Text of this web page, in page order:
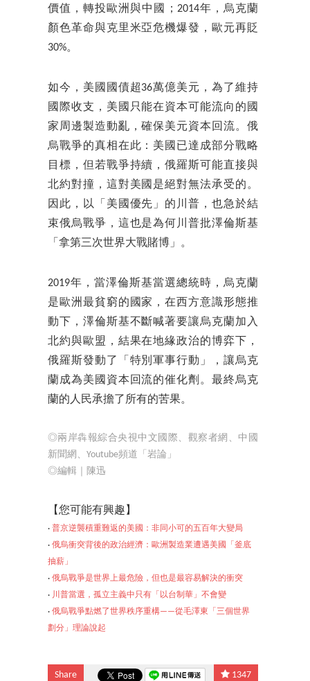
價值，轉投歐洲與中國；2014年，烏克蘭
顏色革命與克里米亞危機爆發，歐元再貶
30%。
如今，美國國債超36萬億美元，為了維持
國際收支，美國只能在資本可能流向的國
家周邊製造動亂，確保美元資本回流。俄
烏戰爭的真相在此：美國已達成部分戰略
目標，但若戰爭持續，俄羅斯可能直接與
北約對撞，這對美國是絕對無法承受的。
因此，以「美國優先」的川普，也急於結
束俄烏戰爭，這也是為何川普批澤倫斯基
「拿第三次世界大戰賭博」。
2019年，當澤倫斯基當選總統時，烏克蘭
是歐洲最貧窮的國家，在西方意識形態推
動下，澤倫斯基不斷喊著要讓烏克蘭加入
北約與歐盟，結果在地緣政治的博弈下，
俄羅斯發動了「特別軍事行動」，讓烏克
蘭成為美國資本回流的催化劑。最終烏克
蘭的人民承擔了所有的苦果。
◎兩岸犇報綜合央視中文國際、觀察者網、中國
新聞網、Youtube頻道「岩論」
◎編輯｜陳迅
【您可能有興趣】
‧ 普京逆襲積重難返的美國：非同小可的五百年大變局
‧ 俄烏衝突背後的政治經濟：歐洲製造業遭遇美國「釜底
抽薪」
‧ 俄烏戰爭是世界上最危險，但也是最容易解決的衝突
‧ 川普當選，孤立主義中只有「以台制華」不會變
‧ 俄烏戰爭點燃了世界秩序重構——從毛澤東「三個世界
劃分」理論說起
Share 1347